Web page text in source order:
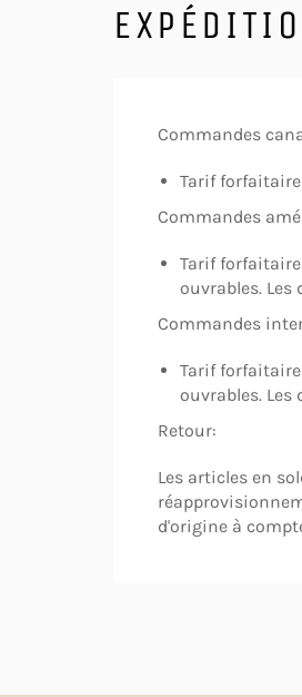
Commandes
Tarif forfaitaire
Commandes
Tarif
ouvrables. Les
Commandes
Tarif
ouvrables.
Retour:
Les articles en
d'origine à